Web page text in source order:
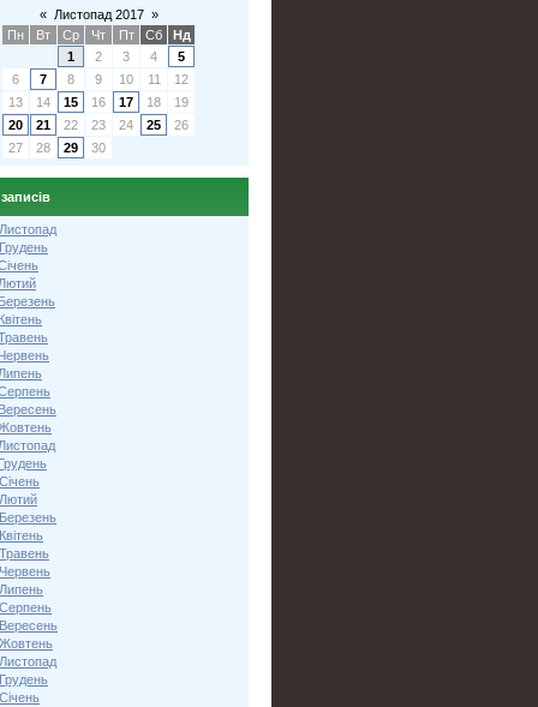
« Листопад 2017 »
Пн
Вт Ср Чт Пт Сб
Нд
1
2 3 4
5
6
7 8 9 10 11
12
13
14 15 16 17 18
19
20
21 22 23 24 25
26
27
28 29 30